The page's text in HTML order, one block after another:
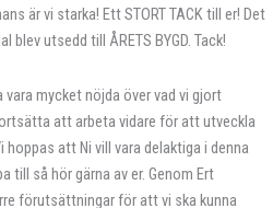
är vi starka! Ett STORT TACK till er! Det
blev utsedd till ÅRETS BYGD. Tack!
mycket nöjda över vad vi gjort
att arbeta vidare för att utveckla
att Ni vill vara delaktiga i denna
till så hör gärna av er. Genom Ert
förutsättningar för att vi ska kunna